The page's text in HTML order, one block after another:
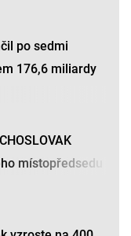
po sedmi
176,6 miliardy
místopředsedu